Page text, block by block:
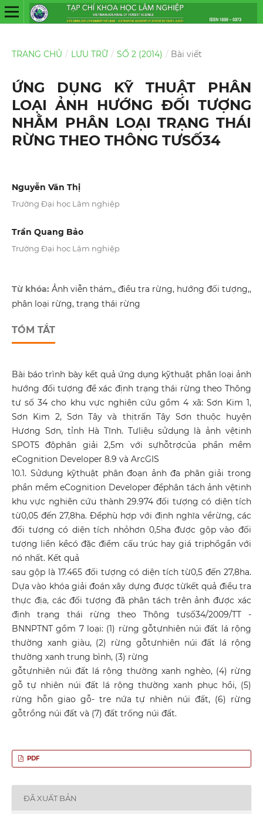
TRANG CHỦ / LƯU TRỮ / SỐ 2 (2014) / Bài viết
ỨNG DỤNG KỸ THUẬT PHÂN
LOẠI ẢNH HƯỚNG ĐỐI TƯỢNG
NHẰM PHÂN LOẠI TRẠNG THÁI
RỪNG THEO THÔNG TƯSỐ34
Nguyễn Văn Thị
Trường Đại học Lâm nghiệp
Trần Quang Bảo
Trường Đại học Lâm nghiệp
Từ khóa: Ảnh viễn thám,, điều tra rừng, hướng đối tượng,,
phân loại rừng, trạng thái rừng
TÓM TẮT
Bài báo trình bày kết quả ứng dụng kỹthuật phân loại ảnh
hướng đối tượng để xác định trạng thái rừng theo Thông
tư số 34 cho khu vực nghiên cứu gồm 4 xã: Sơn Kim 1,
Sơn Kim 2, Sơn Tây và thịtrấn Tây Sơn thuộc huyện
Hương Sơn, tỉnh Hà Tĩnh. Tưliệu sửdụng là ảnh vệtinh
SPOT5 độphân giải 2,5m với sựhỗtrợcủa phần mềm
eCognition Developer 8.9 và ArcGIS
10.1. Sửdụng kỹthuật phân đoạn ảnh đa phân giải trong
phần mềm eCognition Developer đểphân tách ảnh vệtinh
khu vực nghiên cứu thành 29.974 đối tượng có diện tích
từ0,05 đến 27,8ha. Đểphù hợp với định nghĩa vềrừng, các
đối tượng có diện tích nhỏhơn 0,5ha được gộp vào đối
tượng liền kềcó đặc điểm cấu trúc hay giá trịphổgần với
nó nhất. Kết quả
sau gộp là 17.465 đối tượng có diện tích từ0,5 đến 27,8ha.
Dựa vào khóa giải đoán xây dựng được từkết quả điều tra
thực địa, các đối tượng đã phân tách trên ảnh được xác
định trạng thái rừng theo Thông tưsố34/2009/TT -
BNNPTNT gồm 7 loại: (1) rừng gỗtựnhiên núi đất lá rộng
thường xanh giàu, (2) rừng gỗtựnhiên núi đất lá rộng
thường xanh trung bình, (3) rừng
gỗtựnhiên núi đất lá rộng thường xanh nghèo, (4) rừng
gỗ tự nhiên núi đất lá rộng thường xanh phục hồi, (5)
rừng hỗn giao gỗ- tre nứa tự nhiên núi đất, (6) rừng
gỗtrồng núi đất và (7) đất trống núi đất.
PDF
ĐÃ XUẤT BẢN